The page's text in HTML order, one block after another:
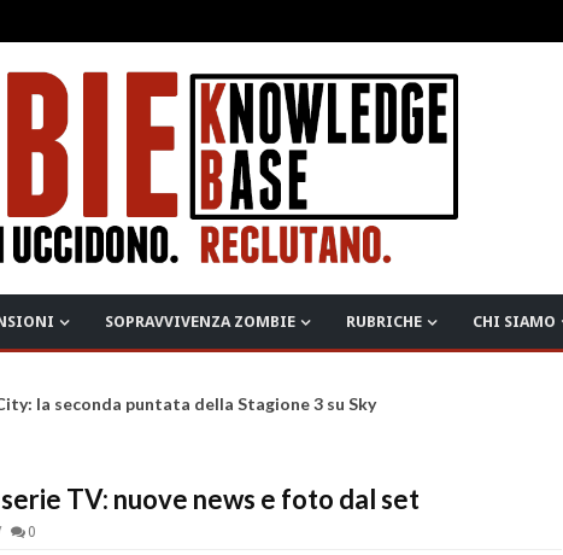
SOPRAVVIVENZA ZOMBIE RUBRICHE CHI SIAMO
la seconda puntata della Stagione 3 su Sky
TV: nuove news e foto dal set
0